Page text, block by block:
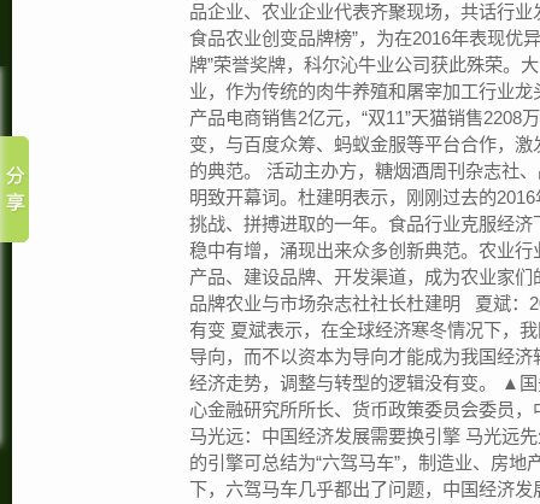
品企业、农业企业代表齐聚现场，共话行业
食品农业创变品牌榜”，为在2016年表现优
牌”荣誉奖牌，科尔沁牛业公司获此殊荣。
业，作为传统的肉牛养殖和屠宰加工行业
产品电商销售2亿元，“双11”天猫销售2208
变，与百度众筹、蚂蚁金服等平台合作，
的典范。 活动主办方，糖烟酒周刊杂志社
明致开幕词。杜建明表示，刚刚过去的
挑战、拼搏进取的一年。食品行业克服经
稳中有增，涌现出来众多创新典范。农业
产品、建设品牌、开发渠道，成为农业家
品牌农业与市场杂志社社长杜建明 夏斌：
有变 夏斌表示，在全球经济寒冬情况下，
导向，而不以资本为导向才能成为我国经
经济走势，调整与转型的逻辑没有变。 ▲
心金融研究所所长、货币政策委员会委员
马光远：中国经济发展需要换引擎 马光远
的引擎可总结为“六驾马车”，制造业、房
下，六驾马车几乎都出了问题，中国经济